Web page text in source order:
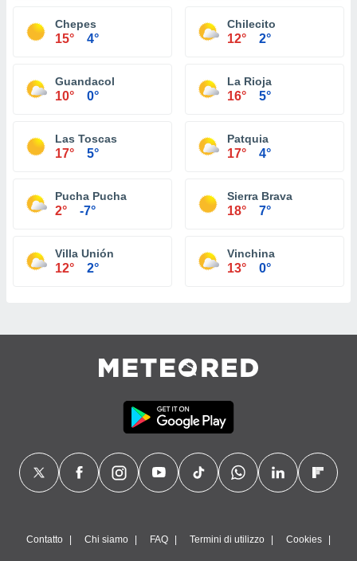
Chepes
15° 4°
Chilecito
12° 2°
Guandacol
10° 0°
La Rioja
16° 5°
Las Toscas
17° 5°
Patquia
17° 4°
Pucha Pucha
2° -7°
Sierra Brava
18° 7°
Villa Unión
12° 2°
Vinchina
13° 0°
Contatto Chi siamo FAQ Termini di utilizzo Cookies